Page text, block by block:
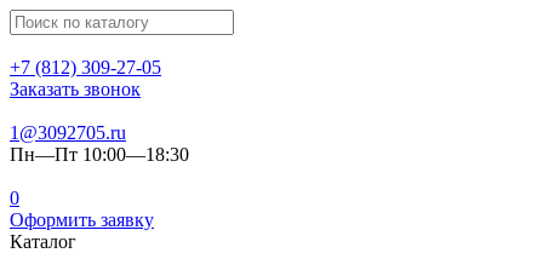
+7 (812) 309-27-05
Заказать звонок
1@3092705.ru
Пн—Пт 10:00—18:30
0
Оформить заявку
Каталог